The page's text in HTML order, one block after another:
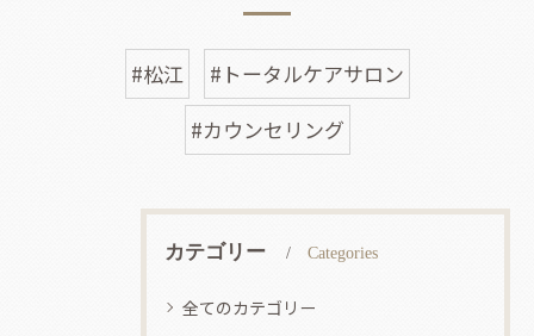
#松江
#トータルケアサロン
#カウンセリング
カテゴリー Categories
全てのカテゴリー